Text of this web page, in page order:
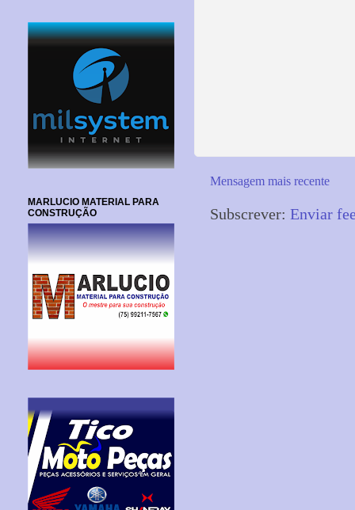
Mensagem mais recente
Subscrever: Enviar
MARLUCIO MATERIAL PARA
CONSTRUÇÃO